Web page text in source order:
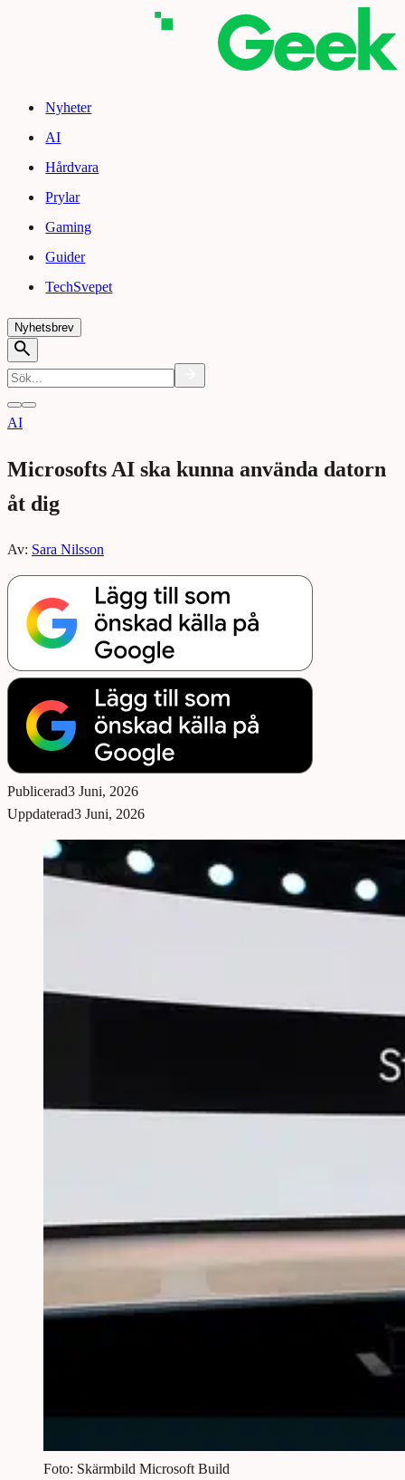
Nyheter
AI
Hårdvara
Prylar
Gaming
Guider
TechSvepet
Nyhetsbrev
AI
Microsofts AI ska kunna använda datorn
åt dig
Av: Sara Nilsson
Publicerad3 Juni, 2026
Uppdaterad3 Juni, 2026
Foto: Skärmbild Microsoft Build